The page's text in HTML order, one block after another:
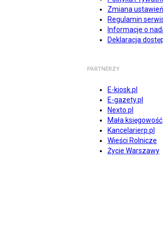
Zmiana
Regulamin
Informacje o
Deklaracja
PARTNERZY
E-kiosk.pl
E-gazety.pl
Nexto.pl
Mała księgowość
Kancelarierp.pl
Wieści Rolnicze
Życie Warszawy